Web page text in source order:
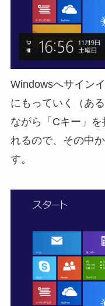
Windowsへサイン
にもっていく（あ
ながら「Cキー」
れるので、その中
す。